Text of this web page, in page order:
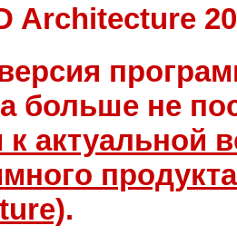
Architecture
больше не
к актуальной
.